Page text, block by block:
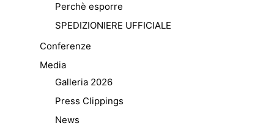
Perchè esporre
SPEDIZIONIERE UFFICIALE
Conferenze
Media
Galleria 2026
Press Clippings
News